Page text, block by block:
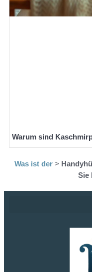
Warum sind
Was ist der>
Sie